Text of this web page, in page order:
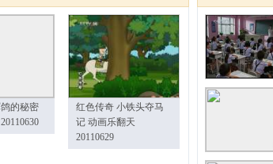
的秘密
红色传奇 小铁头夺马
记 动画乐翻天
20110629